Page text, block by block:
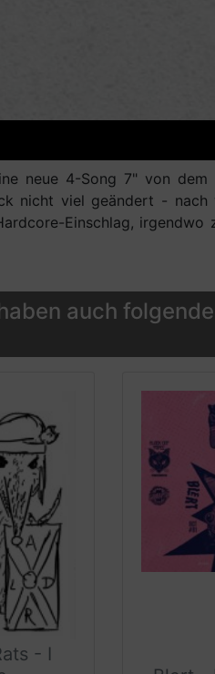
neue 4-Song 7" von dem
nicht viel geändert -
Einschlag, irgendwo
auch
- I